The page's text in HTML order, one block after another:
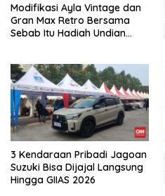
Modifikasi Ayla Vintage dan
Gran Max Retro Bersama
Sebab Itu Hadiah Undian
3 Kendaraan Pribadi Jagoan
Suzuki Bisa Dijajal Langsung
Hingga GIIAS 2026